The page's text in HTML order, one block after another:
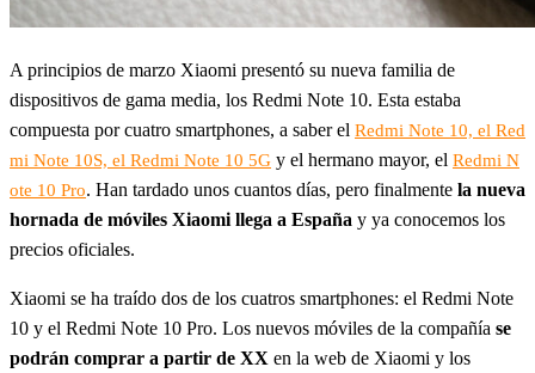
A principios de marzo Xiaomi presentó su nueva familia de
dispositivos de gama media, los Redmi Note 10. Esta estaba
compuesta por cuatro smartphones, a saber el Redmi Note 10, el Red
mi Note 10S, el Redmi Note 10 5G y el hermano mayor, el Redmi N
ote 10 Pro. Han tardado unos cuantos días, pero finalmente la nueva
hornada de móviles Xiaomi llega a España y ya conocemos los
precios oficiales.
Xiaomi se ha traído dos de los cuatros smartphones: el Redmi Note
10 y el Redmi Note 10 Pro. Los nuevos móviles de la compañía se
podrán comprar a partir de XX en la web de Xiaomi y los